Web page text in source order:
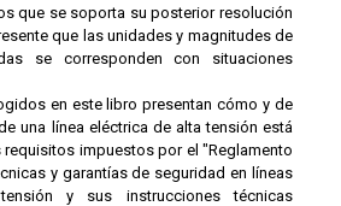
que se soporta su posterior resolución
que las unidades y magnitudes de
se corresponden con situaciones
en este libro presentan cómo y de
una línea eléctrica de alta tensión está
impuestos por el "Reglamento
y garantías de seguridad en líneas
y sus instrucciones técnicas